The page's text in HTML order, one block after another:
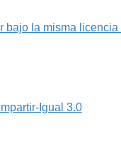
la misma
Igual 3.0